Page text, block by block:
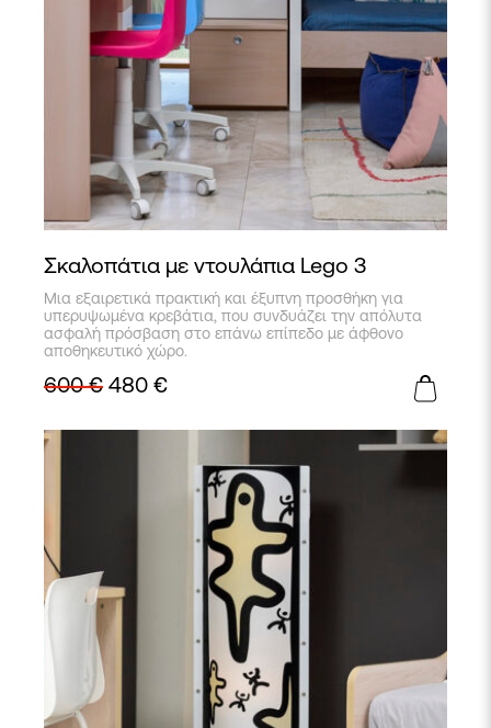
Σκαλοπάτια με ντουλάπια Lego 3
Μια εξαιρετικά πρακτική και έξυπνη προσθήκη για
υπερυψωμένα κρεβάτια, που συνδυάζει την απόλυτα
ασφαλή πρόσβαση στο επάνω επίπεδο με άφθονο
αποθηκευτικό χώρο.
600€ 480 €